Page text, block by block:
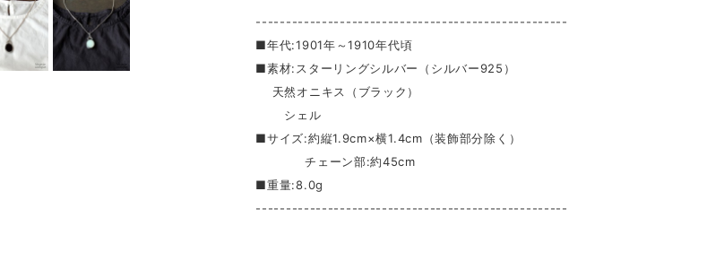
----------------------------------------------------
■年代:1901年～1910年代頃
■素材:スターリングシルバー（シルバー925）
天然オニキス（ブラック）
シェル
■サイズ:約縦1.9cm×横1.4cm（装飾部分除く）
チェーン部:約45cm
■重量:8.0g
----------------------------------------------------